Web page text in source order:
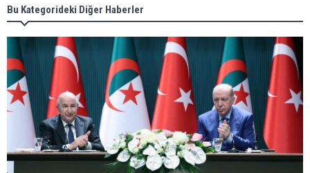
Meral Akşener ile Müsavat Dervişoğlu cenazede
görüntülendi
29 Mayıs okullar tatil mi?
Bilim kurgu gerçekleşiyor... Dondurulmuş
insanları hayata döndürecek keşif
Bu Kategorideki Diğer Haberler